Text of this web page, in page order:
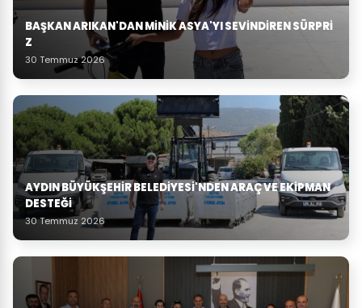
BAŞKAN ARIKAN'DAN MINIK ASYA'YI SEVINDIREN SÜRPRI
Z
30 Temmuz 2026
AYDIN BÜYÜKŞEHIR BELEDIYESI'NDEN ARAÇ VE EKIPMAN
DESTEĞI
30 Temmuz 2026